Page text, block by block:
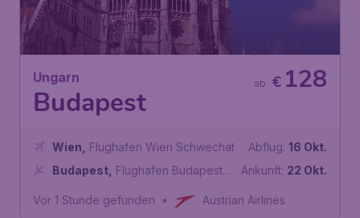
Ungarn
Budapest
€ 128
ab
Wien
Flughafen Wien Schwechat
Budapest Flughafen Budapest
Abflug: 16 Okt.
Ankunft: 22 Okt.
Vor 1 Stunde gefunden • Austrian Airlines